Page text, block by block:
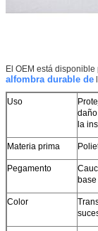
El OEM está disponible
alfombra durable de
Uso
la
Materia prima
Pegamento
Color